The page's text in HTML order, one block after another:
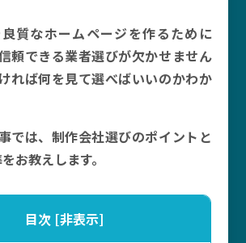
質なホームページを作るために
頼できる業者選びが欠かせません
れば何を見て選べばいいのかわか
では、制作会社選びのポイントと
お教えします。
目次 [非表示]